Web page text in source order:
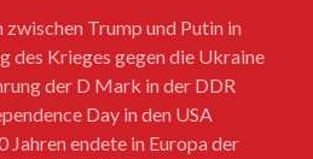
Trump und Putin in
des Krieges gegen die Ukraine
der D Mark in der DDR
Day in den USA
Jahren endete in Europa der